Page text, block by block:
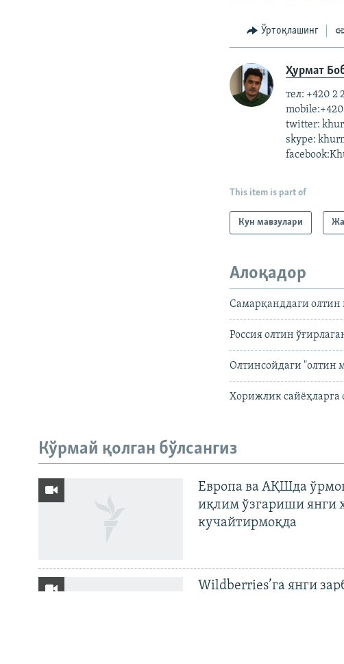
ИЖТИМОИЙ ТАРМОҚЛАР
Ўртоқлашинг
Ҳурмат
тел: +420 2
twitter:
skype:
This item is part of
Кун мавзулари
Алоқадор
Самарқанддаги
Россия олтин
Олтинсойдаги "олтин
Хорижлик
Кўрмай қолган бўлсангиз
Европа ва АҚШда
иқлим ўзгариши янги
кучайтирмоқда
Wildberries’га янги